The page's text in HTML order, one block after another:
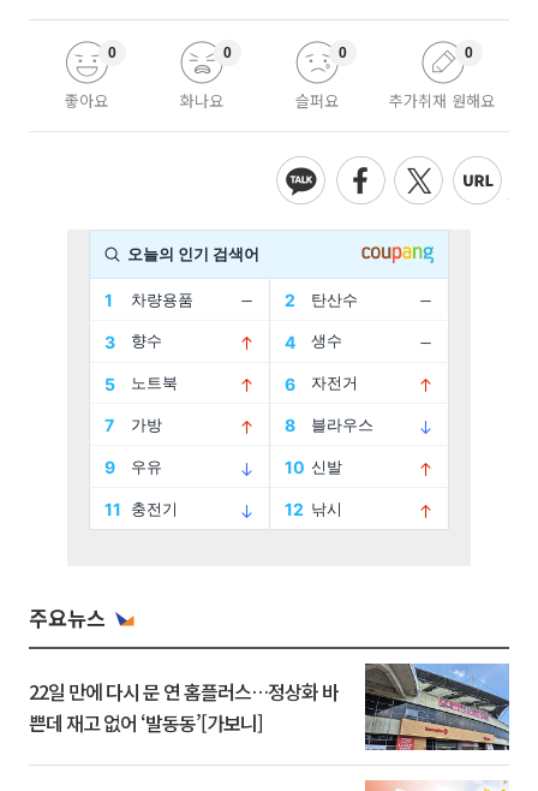
좋아요
0
화나요
0
슬퍼요
0
추가취재 원해요
0
주요뉴스
22일 만에 다시 문 연 홈플러스…정상화 바
쁜데 재고 없어 ‘발동동’[가보니]